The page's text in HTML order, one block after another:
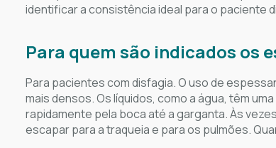
identificar a consistência ideal para o paciente
Para quem são indicados os
Para pacientes com disfagia. O uso de
mais densos. Os líquidos, como a água, têm
rapidamente pela boca até a garganta. Às
escapar para a traqueia e para os pulmões.